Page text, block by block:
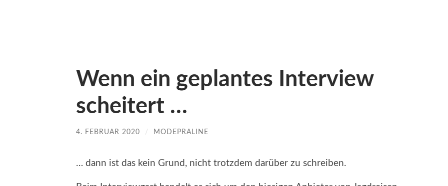
Wenn ein geplantes Interview
scheitert …
4. FEBRUAR 2020 / MODEPRALINE
… dann ist das kein Grund, nicht trotzdem darüber zu schreiben.